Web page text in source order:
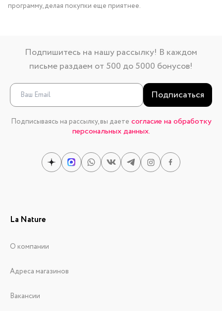
программу, делая покупки еще приятнее.
Подпишитесь на нашу рассылку! В каждом
письме раздаем от 500 до 5000 бонусов!
Подписаться
Подписываясь на рассылку, вы даете согласие на обработку
персональных данных.
La Nature
О компании
Адреса магазинов
Вакансии